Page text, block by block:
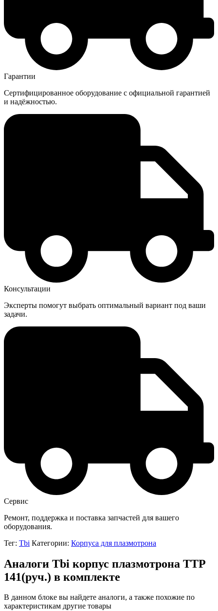
Гарантии
Сертифицированное оборудование с официальной гарантией
и надёжностью.
Консультации
Эксперты помогут выбрать оптимальный вариант под ваши
задачи.
Сервис
Ремонт, поддержка и поставка запчастей для вашего
оборудования.
Тег: Tbi Категории: Корпуса для плазмотрона
Аналоги Tbi корпус плазмотрона TTP
141(руч.) в комплекте
В данном блоке вы найдете аналоги, а также похожие по
характеристикам другие товары